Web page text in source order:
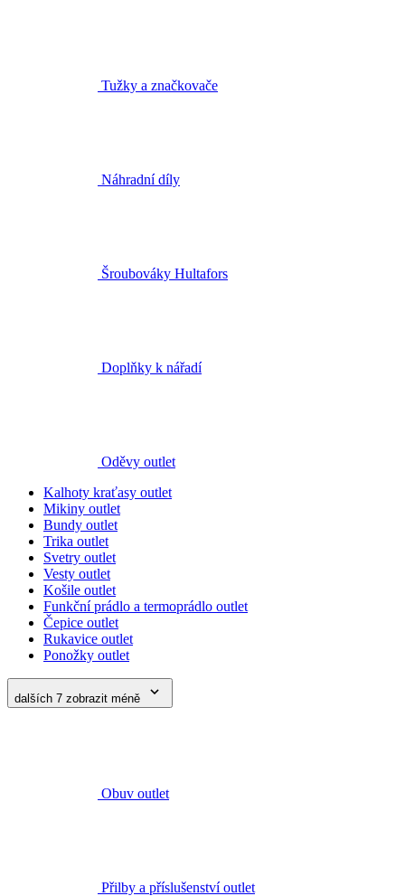
Trika outlet
Vesty outlet
Košile outlet
Funkční prádlo a termoprádlo outlet
Čepice outlet
Rukavice outlet
Ponožky outlet
dalších 7 zobrazit méně